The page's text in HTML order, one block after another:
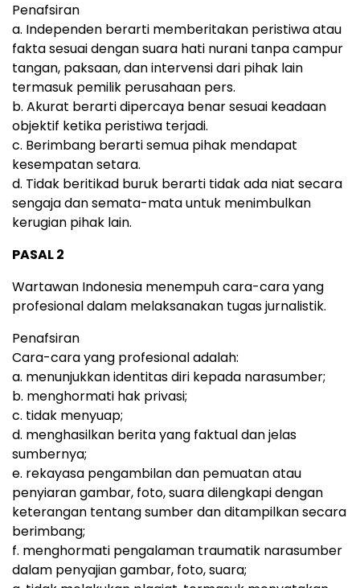
Penafsiran
a. Independen berarti memberitakan peristiwa atau
fakta sesuai dengan suara hati nurani tanpa campur
tangan, paksaan, dan intervensi dari pihak lain
termasuk pemilik perusahaan pers.
b. Akurat berarti dipercaya benar sesuai keadaan
objektif ketika peristiwa terjadi.
c. Berimbang berarti semua pihak mendapat
kesempatan setara.
d. Tidak beritikad buruk berarti tidak ada niat secara
sengaja dan semata-mata untuk menimbulkan
kerugian pihak lain.
PASAL 2
Wartawan Indonesia menempuh cara-cara yang
profesional dalam melaksanakan tugas jurnalistik.
Penafsiran
Cara-cara yang profesional adalah:
a. menunjukkan identitas diri kepada narasumber;
b. menghormati hak privasi;
c. tidak menyuap;
d. menghasilkan berita yang faktual dan jelas
sumbernya;
e. rekayasa pengambilan dan pemuatan atau
penyiaran gambar, foto, suara dilengkapi dengan
keterangan tentang sumber dan ditampilkan secara
berimbang;
f. menghormati pengalaman traumatik narasumber
dalam penyajian gambar, foto, suara;